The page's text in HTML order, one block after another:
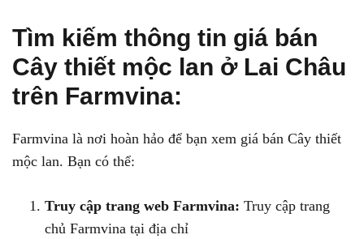
Tìm kiếm thông tin giá bán
Cây thiết mộc lan ở Lai Châu
trên Farmvina:
Farmvina là nơi hoàn hảo để bạn xem giá bán Cây thiết
mộc lan. Bạn có thể:
Truy cập trang web Farmvina: Truy cập trang
chủ Farmvina tại địa chỉ